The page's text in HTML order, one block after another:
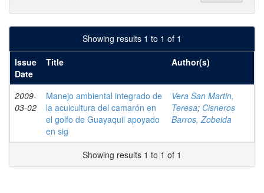
Showing results 1 to 1 of 1
Issue
Date
Title Author(s)
2009-
03-02
Manejo ambiental integrado de
la acuicultura del camarón en
el golfo de Guayaquil apoyado
en sig
Vera San Martin,
Teresa; Cisneros
Barros, Zobeida
Showing results 1 to 1 of 1